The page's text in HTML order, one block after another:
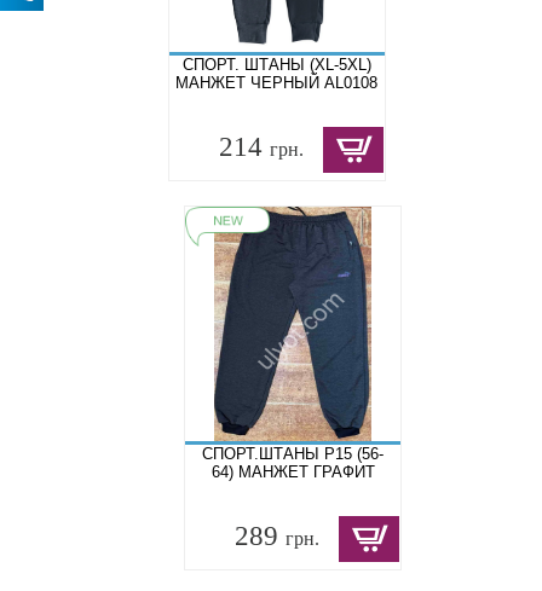
СПОРТ. ШТАНЫ (XL-5XL)
МАНЖЕТ ЧЕРНЫЙ AL0108
214 грн.
СПОРТ.ШТАНЫ P15 (56-
64) МАНЖЕТ ГРАФИТ
289 грн.